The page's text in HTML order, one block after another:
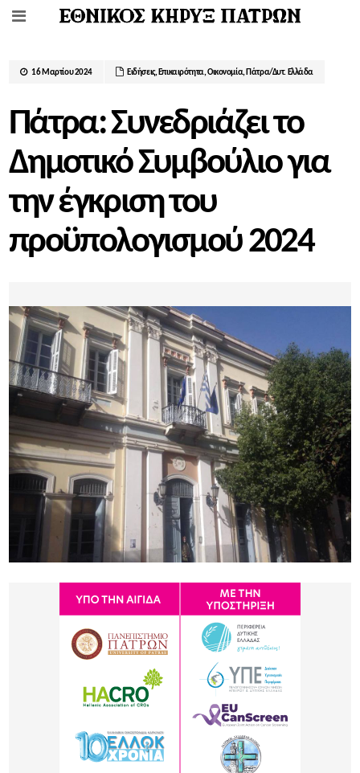
16 Μαρτίου 2024 Ειδήσεις, Επικαιρότητα,Οικονομία, Πάτρα/Δυτ. Ελλάδα
Πάτρα: Συνεδριάζει το
Δημοτικό Συμβούλιο για
την έγκριση του
προϋπολογισμού 2024